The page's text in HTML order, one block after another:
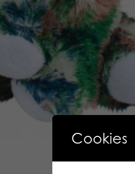
Cookies